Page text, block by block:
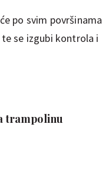
po svim površinama
se izgubi kontrola i
trampolinu